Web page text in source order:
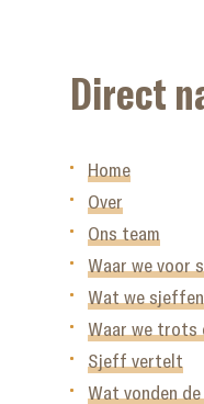
Direct
Home
Over
Ons team
Waar we voor
Wat we sjeffen
Waar we trots
Sjeff vertelt
Wat vonden